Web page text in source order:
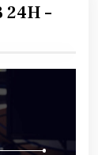
24H –